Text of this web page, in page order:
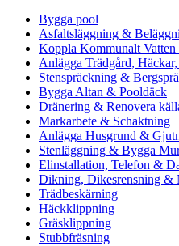
Bygga pool
Asfaltsläggning &
Koppla Kommunalt
Anlägga Trädgård,
Stenspräckning &
Bygga Altan & Pooldäck
Dränering & Renovera
Markarbete & Schaktning
Anlägga Husgrund &
Stenläggning & Bygga
Elinstallation, Telefon &
Dikning, Dikesrensning &
Trädbeskärning
Häckklippning
Gräsklippning
Stubbfräsning